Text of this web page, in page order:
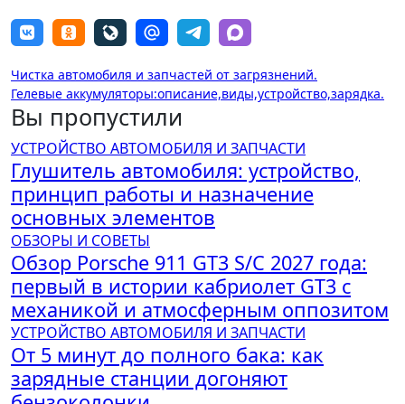
Навигация
по
записям
Чистка автомобиля и запчастей от загрязнений.
Гелевые аккумуляторы:описание,виды,устройство,зарядка.
Вы пропустили
УСТРОЙСТВО АВТОМОБИЛЯ И ЗАПЧАСТИ
Глушитель автомобиля: устройство,
принцип работы и назначение
основных элементов
ОБЗОРЫ И СОВЕТЫ
Обзор Porsche 911 GT3 S/C 2027 года:
первый в истории кабриолет GT3 с
механикой и атмосферным оппозитом
УСТРОЙСТВО АВТОМОБИЛЯ И ЗАПЧАСТИ
От 5 минут до полного бака: как
зарядные станции догоняют